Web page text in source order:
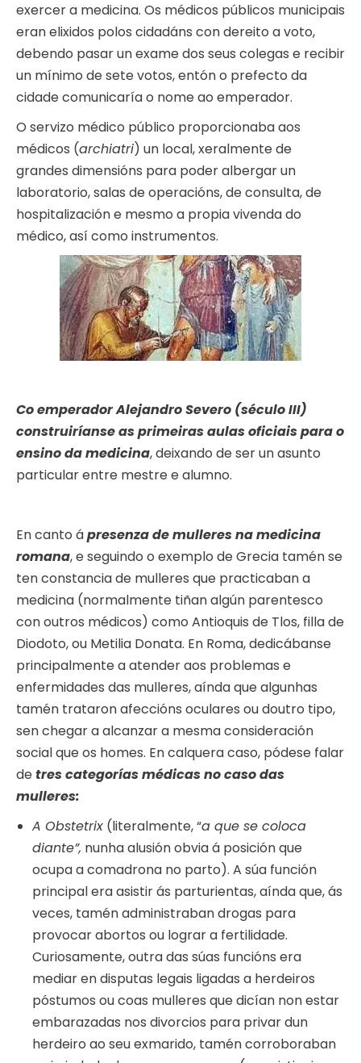
exercer a medicina. Os médicos públicos municipais
eran elixidos polos cidadáns con dereito a voto,
debendo pasar un exame dos seus colegas e recibir
un mínimo de sete votos, entón o prefecto da
cidade comunicaría o nome ao emperador.
O servizo médico público proporcionaba aos
médicos (archiatri) un local, xeralmente de
grandes dimensións para poder albergar un
laboratorio, salas de operacións, de consulta, de
hospitalización e mesmo a propia vivenda do
médico, así como instrumentos.
Co emperador Alejandro Severo (século III)
construiríanse as primeiras aulas oficiais para o
ensino da medicina, deixando de ser un asunto
particular entre mestre e alumno.
En canto ápresenza de mulleres na medicina
romana, e seguindo o exemplo de Grecia tamén se
ten constancia de mulleres que practicaban a
medicina (normalmente tiñan algún parentesco
con outros médicos) como Antioquis de Tlos, filla de
Diodoto, ou Metilia Donata. En Roma, dedicábanse
principalmente a atender aos problemas e
enfermidades das mulleres, aínda que algunhas
tamén trataron afeccións oculares ou doutro tipo,
sen chegar a alcanzar a mesma consideración
social que os homes. En calquera caso, pódese falar
detres categorías médicas no caso das
mulleres:
A Obstetrix (literalmente, “a que se coloca
diante”, nunha alusión obvia á posición que
ocupa a comadrona no parto). A súa función
principal era asistir ás parturientas, aínda que, ás
veces, tamén administraban drogas para
provocar abortos ou lograr a fertilidade.
Curiosamente, outra das súas funcións era
mediar en disputas legais ligadas a herdeiros
póstumos ou coas mulleres que dicían non estar
embarazadas nos divorcios para privar dun
herdeiro ao seu exmarido, tamén corroboraban